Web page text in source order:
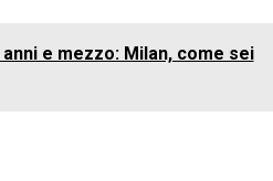
e mezzo: Milan, come sei